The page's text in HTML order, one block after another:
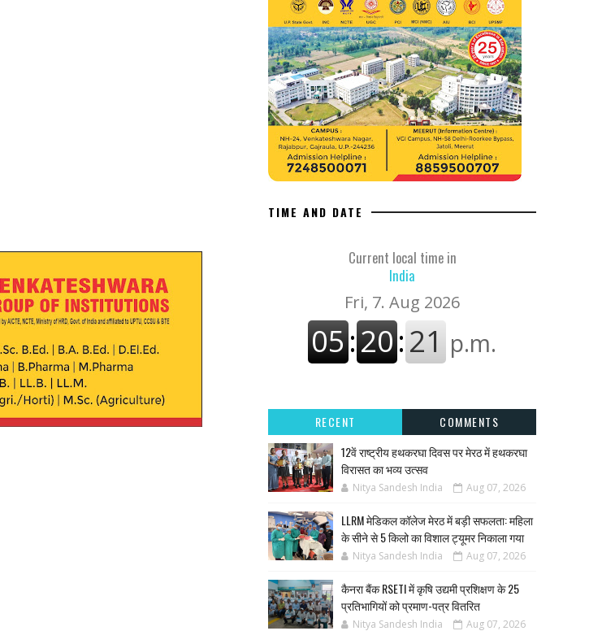
TIME AND DATE
Current local time in
India
RECENT
COMMENTS
12वें राष्ट्रीय हथकरघा दिवस पर मेरठ में हथकरघा
विरासत का भव्य उत्सव
Nitya Sandesh India Aug 07, 2026
LLRM मेडिकल कॉलेज मेरठ में बड़ी सफलता: महिला
के सीने से 5 किलो का विशाल ट्यूमर निकाला गया
Nitya Sandesh India Aug 07, 2026
कैनरा बैंक RSETI में कृषि उद्यमी प्रशिक्षण के 25
प्रतिभागियों को प्रमाण-पत्र वितरित
Nitya Sandesh India Aug 07, 2026